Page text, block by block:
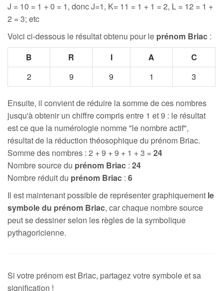
J = 10 = 1 + 0 = 1, donc J=1, K= 11 = 1 + 1 = 2, L = 12 = 1 +
2 = 3; etc
Voici ci-dessous le résultat obtenu pour le prénom Briac :
B
R I A
C
2
9 9 1 3
Ensuite, il convient de réduire la somme de ces nombres
jusqu'à obtenir un chiffre compris entre 1 et 9 : le résultat
est ce que la numérologie nomme "le nombre actif",
résultat de la réduction théosophique du prénom Briac.
Somme des nombres : 2 + 9 + 9 + 1 + 3 =24
Nombre source du prénom Briac : 24
Nombre réduit du prénom Briac : 6
Il est maintenant possible de représenter graphiquement le
symbole du prénom Briac, car chaque nombre source
peut se dessiner selon les règles de la symbolique
pythagoricienne.
Si votre prénom est Briac, partagez votre symbole et sa
signification !